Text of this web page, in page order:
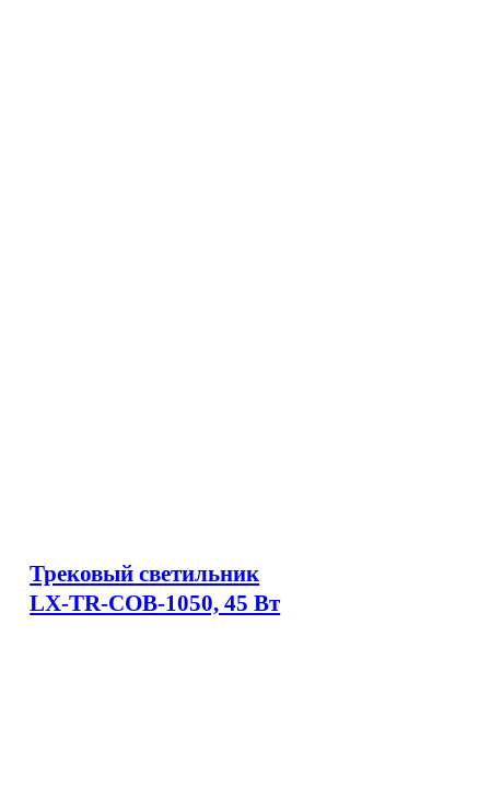
Трековый светильник
LX-TR-COB-1050, 45 Вт